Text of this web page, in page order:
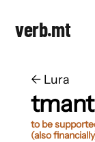
verb.mt
← ​​Lura
to be
(also